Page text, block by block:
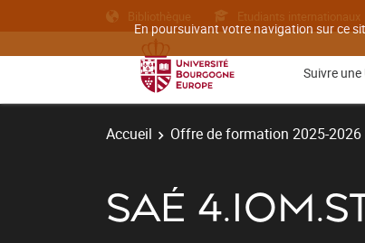
En poursuivant votre navigation sur ce
Bibliothèque Etudiants internationaux
Suivre une
Accueil Offre de formation 2025-2026
SAÉ